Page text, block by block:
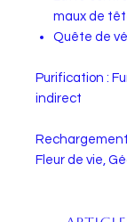
maux de
Quête de
Purification :
indirect
Fleur de vie,